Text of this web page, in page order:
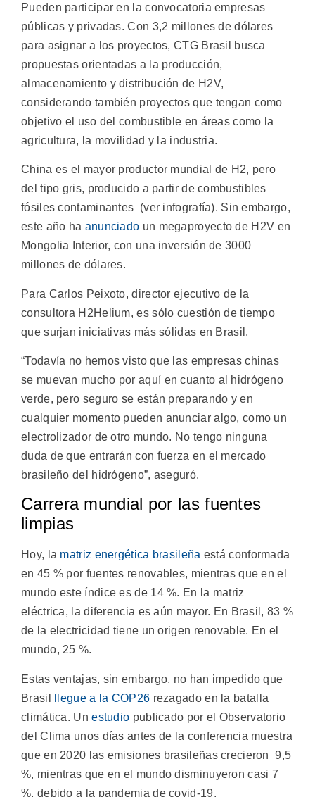
Pueden participar en la convocatoria empresas
públicas y privadas. Con 3,2 millones de dólares
para asignar a los proyectos, CTG Brasil busca
propuestas orientadas a la producción,
almacenamiento y distribución de H2V,
considerando también proyectos que tengan como
objetivo el uso del combustible en áreas como la
agricultura, la movilidad y la industria.
China es el mayor productor mundial de H2, pero
del tipo gris, producido a partir de combustibles
fósiles contaminantes (ver infografía). Sin embargo,
este año ha anunciado un megaproyecto de H2V en
Mongolia Interior, con una inversión de 3000
millones de dólares.
Para Carlos Peixoto, director ejecutivo de la
consultora H2Helium, es sólo cuestión de tiempo
que surjan iniciativas más sólidas en Brasil.
“Todavía no hemos visto que las empresas chinas
se muevan mucho por aquí en cuanto al hidrógeno
verde, pero seguro se están preparando y en
cualquier momento pueden anunciar algo, como un
electrolizador de otro mundo. No tengo ninguna
duda de que entrarán con fuerza en el mercado
brasileño del hidrógeno”, aseguró.
Carrera mundial por las fuentes
limpias
Hoy, la matriz energética brasileña está conformada
en 45 % por fuentes renovables, mientras que en el
mundo este índice es de 14 %. En la matriz
eléctrica, la diferencia es aún mayor. En Brasil, 83 %
de la electricidad tiene un origen renovable. En el
mundo, 25 %.
Estas ventajas, sin embargo, no han impedido que
Brasil
llegue a la COP26 rezagado en la batalla
climática. Unestudio publicado por el Observatorio
del Clima unos días antes de la conferencia muestra
que en 2020 las emisiones brasileñas crecieron 9,5
%, mientras que en el mundo disminuyeron casi 7
%, debido a la pandemia de covid-19.